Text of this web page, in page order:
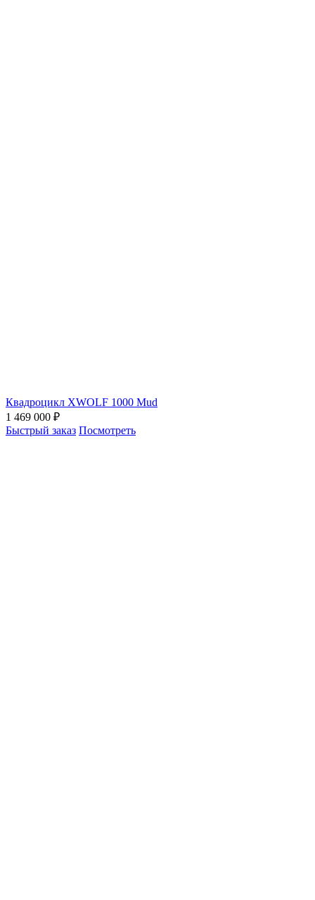
Квадроцикл XWOLF 1000 Mud
1 469 000 ₽
Быстрый заказ Посмотреть